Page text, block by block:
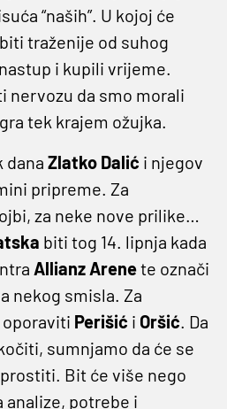
“naših”. U kojoj će
biti traženije od suhog
i kupili vrijeme.
nervozu da smo morali
tek krajem ožujka.
dana Zlatko Dalić i njegov
pripreme. Za
za neke nove prilike…
biti tog 14. lipnja kada
Allianz Arenete označi
nekog smisla. Za
oporaviti Perišić i Oršić. Da
sumnjamo da će se
Bit će više nego
analize, potrebe i